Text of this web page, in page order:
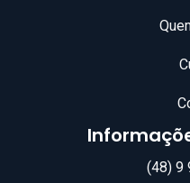
(48) 9